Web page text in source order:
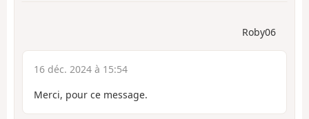
Roby06
16 déc. 2024 à 15:54
Merci, pour ce message.